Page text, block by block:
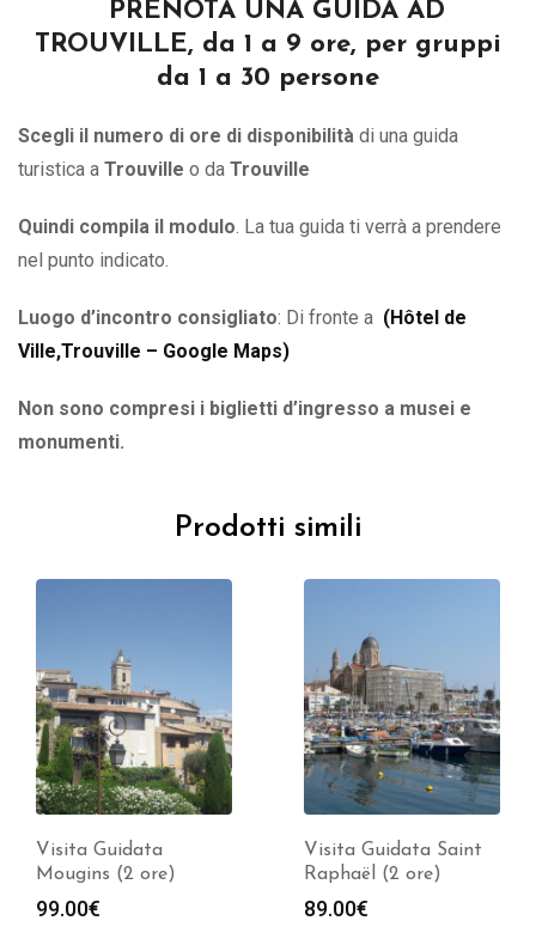
PRENOTA UNA GUIDA AD
TROUVILLE, da 1 a 9 ore, per gruppi
da 1 a 30 persone
Scegli il numero di ore di disponibilità di una guida
turistica a Trouville o da Trouville
Quindi compila il modulo. La tua guida ti verrà a prendere
nel punto indicato.
Luogo d’incontro consigliato: Di fronte a (Hôtel de
Ville,Trouville – Google Maps)
Non sono compresi i biglietti d’ingresso a musei e
monumenti.
Prodotti simili
Visita Guidata Saint
Raphaël (2 ore)
89.00€
Visita Guidata Saint
Paul de Vence-option
Fondation Maeght (2
ore)